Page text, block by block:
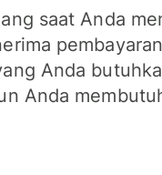
saat Anda
Anda
Anda